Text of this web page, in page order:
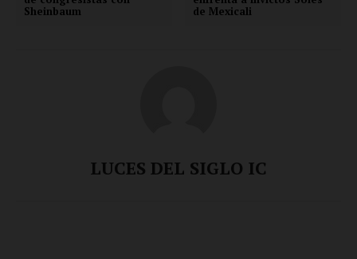
Sheinbaum
de Mexicali
LUCES DEL SIGLO IC